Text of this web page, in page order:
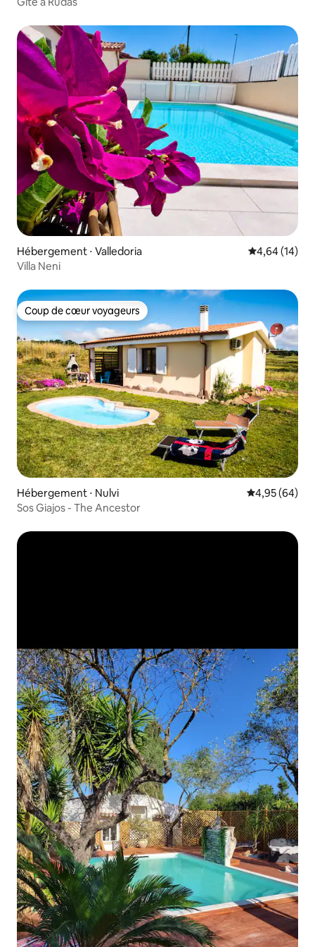
Hébergement ⋅ Valledoria Évaluation
4,64 (14)
Villa Neni
Coup de cœur voyageurs
Coup de cœur voyageurs
Hébergement ⋅ Nulvi Évaluation
4,95 (64)
Sos Giajos - The Ancestor